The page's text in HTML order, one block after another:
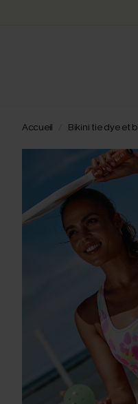
Accueil Bikini tie dye et